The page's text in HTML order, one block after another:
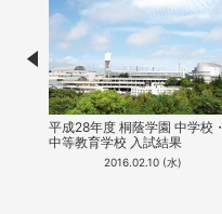
平成28年度 桐蔭学園 中学校・
中等教育学校 入試結果
2016.02.10 (水)
Prev